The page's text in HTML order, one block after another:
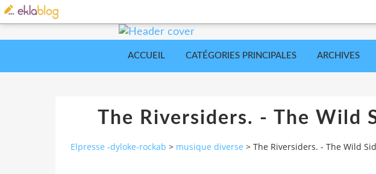
ACCUEIL CATÉGORIES PRINCIPALES ARCHIVES
The Riversiders. - The Wild
Elpresse -dyloke-rockab > musique diverse > The Riversiders. - The Wild